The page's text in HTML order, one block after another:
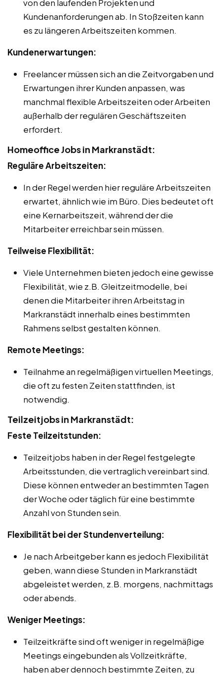
von den laufenden Projekten und
Kundenanforderungen ab. In Stoßzeiten kann
es zu längeren Arbeitszeiten kommen.
Kundenerwartungen:
Freelancer müssen sich an die Zeitvorgaben und
Erwartungen ihrer Kunden anpassen, was
manchmal flexible Arbeitszeiten oder Arbeiten
außerhalb der regulären Geschäftszeiten
erfordert.
Homeoffice Jobs in Markranstädt:
Reguläre Arbeitszeiten:
In der Regel werden hier reguläre Arbeitszeiten
erwartet, ähnlich wie im Büro. Dies bedeutet oft
eine Kernarbeitszeit, während der die
Mitarbeiter erreichbar sein müssen.
Teilweise Flexibilität:
Viele Unternehmen bieten jedoch eine gewisse
Flexibilität, wie z.B. Gleitzeitmodelle, bei
denen die Mitarbeiter ihren Arbeitstag in
Markranstädt innerhalb eines bestimmten
Rahmens selbst gestalten können.
Remote Meetings:
Teilnahme an regelmäßigen virtuellen Meetings,
die oft zu festen Zeiten stattfinden, ist
notwendig.
Teilzeitjobs in Markranstädt:
Feste Teilzeitstunden:
Teilzeitjobs haben in der Regel festgelegte
Arbeitsstunden, die vertraglich vereinbart sind.
Diese können entweder an bestimmten Tagen
der Woche oder täglich für eine bestimmte
Anzahl von Stunden sein.
Flexibilität bei der Stundenverteilung:
Je nach Arbeitgeber kann es jedoch Flexibilität
geben, wann diese Stunden in Markranstädt
abgeleistet werden, z.B. morgens, nachmittags
oder abends.
Weniger Meetings:
Teilzeitkräfte sind oft weniger in regelmäßige
Meetings eingebunden als Vollzeitkräfte,
haben aber dennoch bestimmte Zeiten, zu